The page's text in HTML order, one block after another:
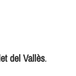
del Vallès.